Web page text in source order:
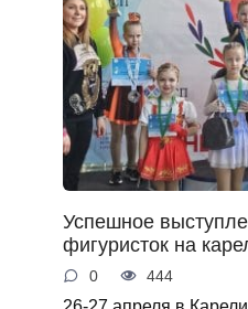
Успешное
фигуристок на
0 444